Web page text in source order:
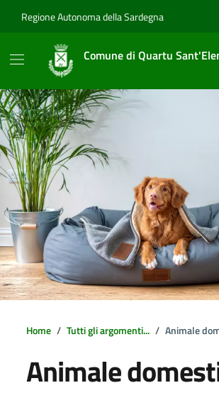
Regione Autonoma della Sardegna
Comune di Quartu
Home Tutti gli argomenti... Animale
Animale